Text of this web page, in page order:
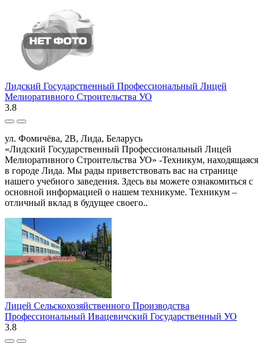
Лидский Государственный Профессиональный Лицей
Мелиоративного Строительства УО
3.8
ул. Фомичёва, 2В, Лида, Беларусь
«Лидский Государственный Профессиональный Лицей
Мелиоративного Строительства УО» -Техникум, находящаяся
в городе Лида. Мы рады приветствовать вас на странице
нашего учебного заведения. Здесь вы можете ознакомиться с
основной информацией о нашем техникуме. Техникум –
отличный вклад в будущее своего..
Лицей Сельскохозяйственного Производства
Профессиональный Ивацевичский Государственный УО
3.8